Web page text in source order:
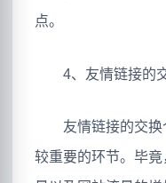
点。
4、友情链接的交
友情链接的交换
较重要的环节。毕